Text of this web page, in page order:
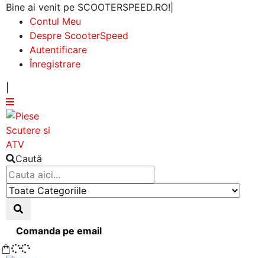
Bine ai venit pe SCOOTERSPEED.RO!
Contul Meu
Despre ScooterSpeed
Autentificare
Înregistrare
Caută
Comanda pe email